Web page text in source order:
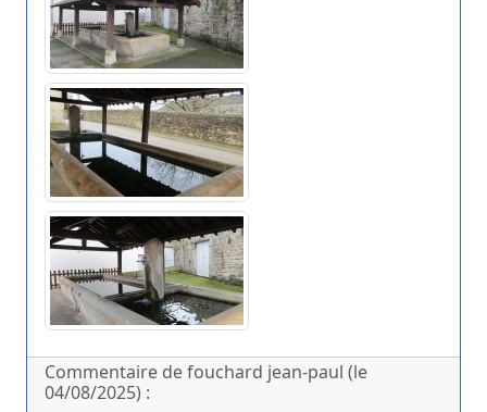
Commentaire de fouchard jean-paul (le
04/08/2025) :